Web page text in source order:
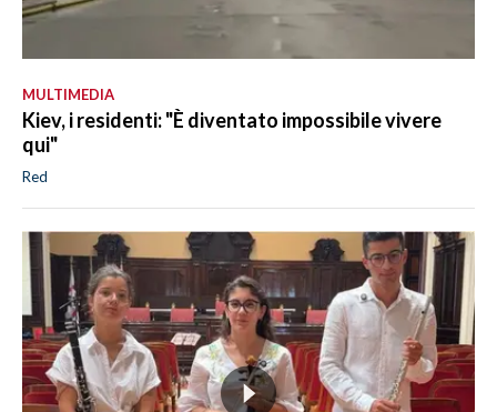
MULTIMEDIA
Kiev, i residenti: "È diventato impossibile vivere
qui"
Red